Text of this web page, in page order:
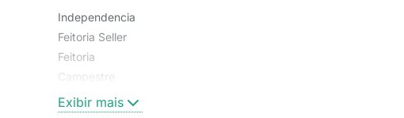
Independencia
Feitoria Seller
Feitoria
Campestre
Exibir mais